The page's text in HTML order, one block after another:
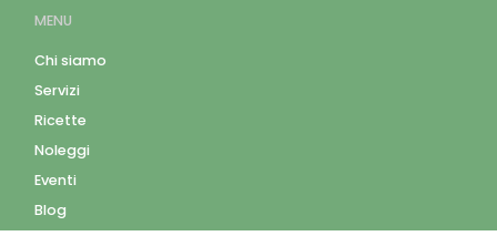
MENU
Chi siamo
Servizi
Ricette
Noleggi
Eventi
Blog